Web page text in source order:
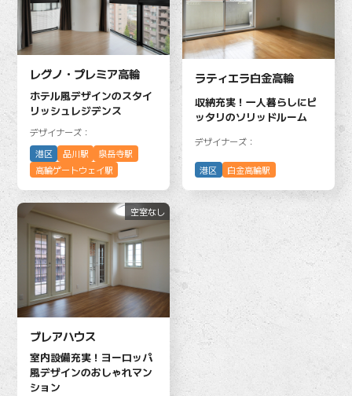
レグノ・プレミア高輪
ホテル風デザインのスタイ
リッシュレジデンス
デザイナーズ：
港区
品川駅
泉岳寺駅
高輪ゲートウェイ駅
ラティエラ白金高輪
収納充実！一人暮らしにピ
ッタリのソリッドルーム
デザイナーズ：
港区 白金高輪駅
ブレアハウス
室内設備充実！ヨーロッパ
風デザインのおしゃれマン
ション
空室なし